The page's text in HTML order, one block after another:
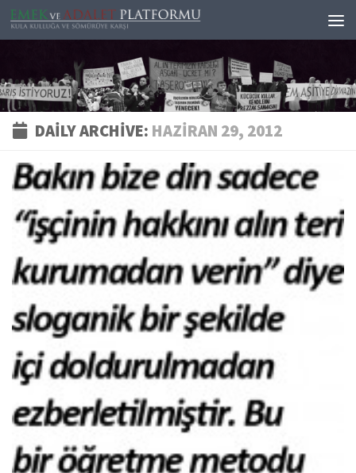
Skip to content
DAILY ARCHIVE: HAZIRAN 29, 2012